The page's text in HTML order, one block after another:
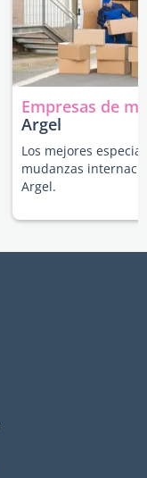
Empresas de
Argel
Los mejores
mudanzas
Argel.